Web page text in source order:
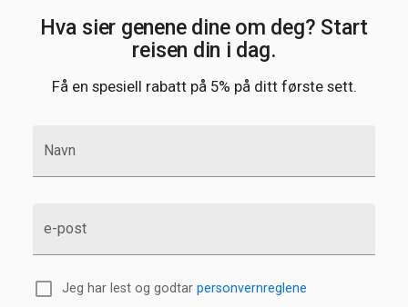
Hva sier genene dine om deg? Start
reisen din i dag.
Få en spesiell rabatt på 5% på ditt første sett.
Navn
e-post
Jeg har lest og godtar personvernreglene